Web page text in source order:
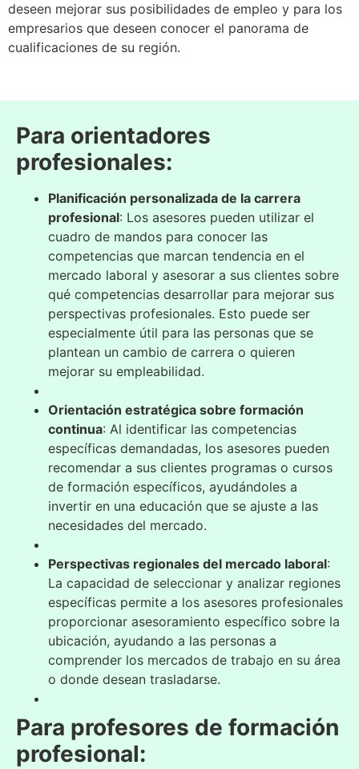
deseen mejorar sus posibilidades de empleo y para los
empresarios que deseen conocer el panorama de
cualificaciones de su región.
Para orientadores
profesionales:
Planificación personalizada de la carrera
profesional: Los asesores pueden utilizar el
cuadro de mandos para conocer las
competencias que marcan tendencia en el
mercado laboral y asesorar a sus clientes sobre
qué competencias desarrollar para mejorar sus
perspectivas profesionales. Esto puede ser
especialmente útil para las personas que se
plantean un cambio de carrera o quieren
mejorar su empleabilidad.
Orientación estratégica sobre formación
continua: Al identificar las competencias
específicas demandadas, los asesores pueden
recomendar a sus clientes programas o cursos
de formación específicos, ayudándoles a
invertir en una educación que se ajuste a las
necesidades del mercado.
Perspectivas regionales del mercado laboral:
La capacidad de seleccionar y analizar regiones
específicas permite a los asesores profesionales
proporcionar asesoramiento específico sobre la
ubicación, ayudando a las personas a
comprender los mercados de trabajo en su área
o donde desean trasladarse.
Para profesores de formación
profesional: